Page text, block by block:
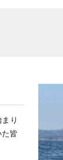
り
皆